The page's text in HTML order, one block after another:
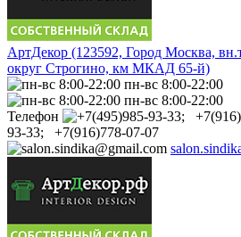
АртДекор (123592, Город Москва,
округ Строгино, км МКАД 65-й)
пн-вс 8:00-22:00
пн-вс 8:00-22:00
Телефон
93-33; +7(916)778-07-07